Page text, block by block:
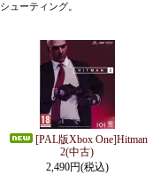
シューティング。
[PAL版Xbox One]Hitman
2(中古)
2,490円(税込)